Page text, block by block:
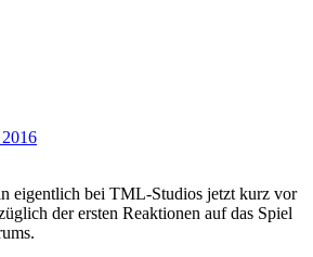
eigentlich bei TML-Studios jetzt kurz vor
der ersten Reaktionen auf das Spiel